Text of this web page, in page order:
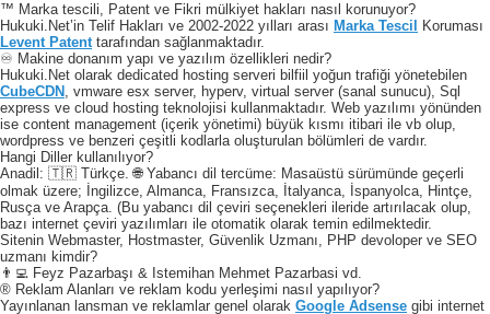
™ Marka tescili, Patent ve Fikri mülkiyet hakları nasıl korunuyor?
Hukuki.Net’in Telif Hakları ve 2002-2022 yılları arası Marka Tescil
Koruması
Levent Patenttarafından sağlanmaktadır.
♾️ Makine donanım yapı ve yazılım özellikleri nedir?
Hukuki.Net olarak dedicated hosting serveri bilfiil yoğun trafiği yönetebilen
CubeCDN , vmware esx server, hyperv, virtual server (sanal sunucu), Sql
express ve cloud hosting teknolojisi kullanmaktadır. Web yazılımı yönünden
ise content management (içerik yönetimi) büyük kısmı itibari ile vb olup,
wordpress ve benzeri çeşitli kodlarla oluşturulan bölümleri de vardır.
Hangi Diller kullanılıyor?
Anadil: 🇹🇷 Türkçe. 🌐 Yabancı dil tercüme: Masaüstü sürümünde geçerli
olmak üzere; İngilizce, Almanca, Fransızca, İtalyanca, İspanyolca, Hintçe,
Rusça ve Arapça. (Bu yabancı dil çeviri seçenekleri ileride artırılacak olup,
bazı internet çeviri yazılımları ile otomatik olarak temin edilmektedir.
Sitenin Webmaster, Hostmaster, Güvenlik Uzmanı, PHP devoloper ve SEO
uzmanı kimdir?
👨‍💻 Feyz Pazarbaşı & Istemihan Mehmet Pazarbasi vd.
® Reklam Alanları ve reklam kodu yerleşimi nasıl yapılıyor?
Yayınlanan lansman ve reklamlar genel olarak Google Adsense gibi internet